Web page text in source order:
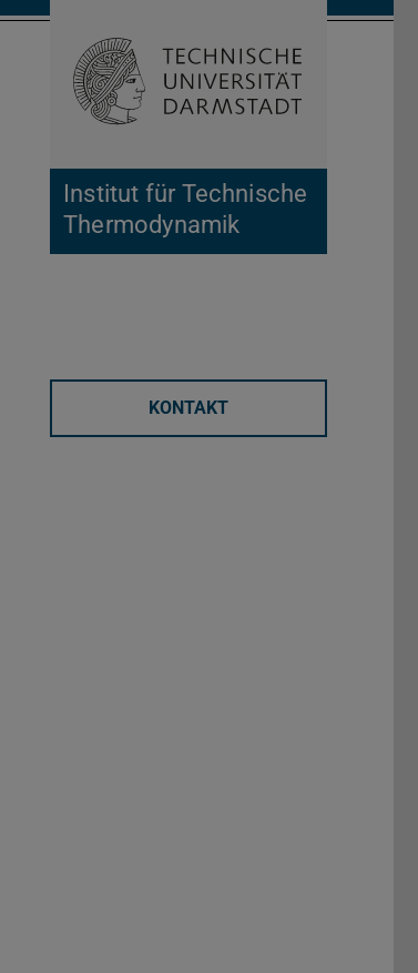
Institut für Technische
Thermodynamik
Suche öffnen
KONTAKT